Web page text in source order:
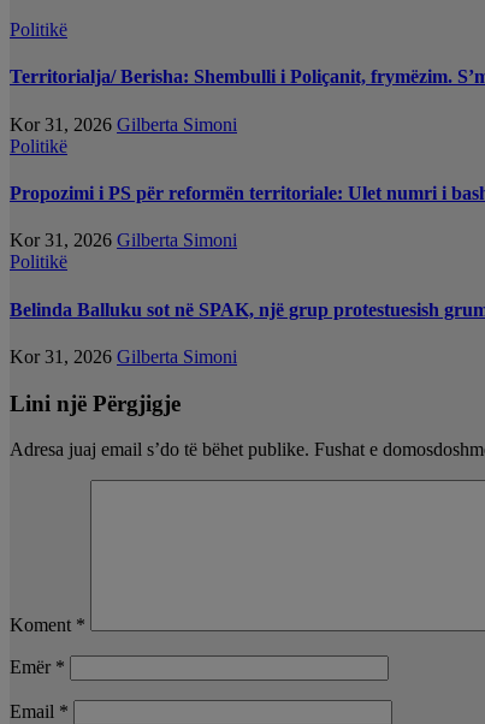
Politikë
Territorialja/ Berisha: Shembulli i Poliçanit, frymëzim.
Kor 31, 2026 Gilberta Simoni
Politikë
Propozimi i PS për reformën territoriale: Ulet numri i
Kor 31, 2026 Gilberta Simoni
Politikë
Belinda Balluku sot në SPAK, një grup protestuesish
Kor 31, 2026 Gilberta Simoni
Lini një Përgjigje
Adresa juaj email s’do të bëhet publike. Fushat e
Koment *
Emër *
Email *